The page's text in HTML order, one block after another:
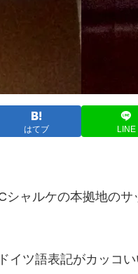
はてブ LINE
ャルケの本拠地の
イツ語表記がカッコ